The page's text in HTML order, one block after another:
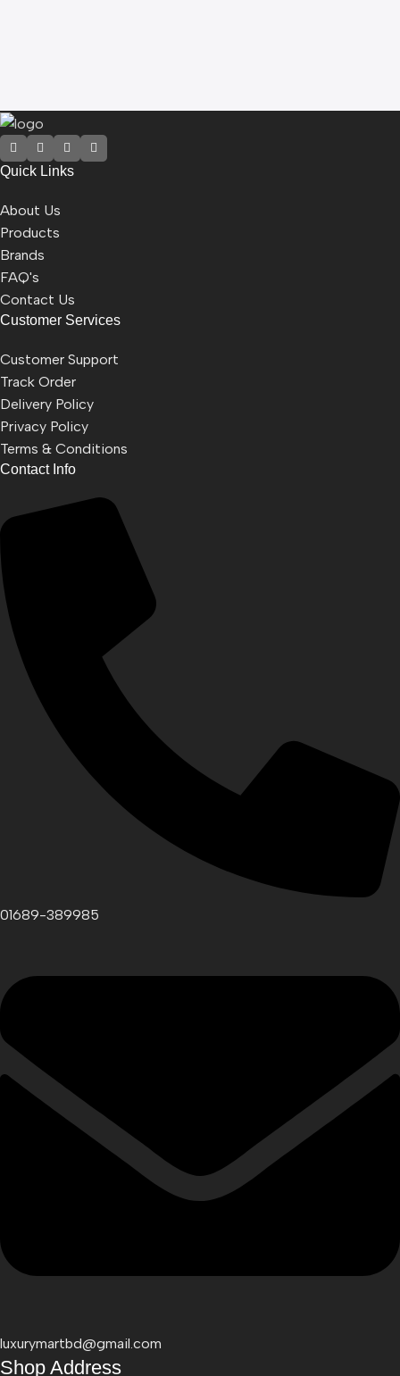
Quick Links
About Us
Products
Brands
FAQ's
Contact Us
Customer Services
Customer Support
Track Order
Delivery Policy
Privacy Policy
Terms & Conditions
Contact Info
01689-389985
luxurymartbd@gmail.com
Shop Address